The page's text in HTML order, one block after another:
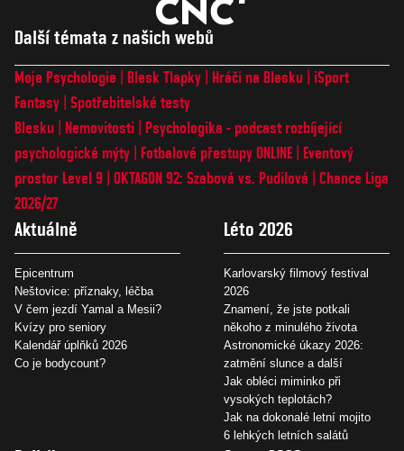
Další témata z našich webů
Moje Psychologie Blesk Tlapky Hráči na Blesku
iSport
Fantasy Spotřebitelské testy
Blesku
Nemovitosti
Psychologika - podcast rozbíjející
psychologické mýty
Fotbalové přestupy ONLINE
Eventový
prostor Level 9 OKTAGON 92: Szabová vs. Pudilová
Chance Liga
2026/27
Aktuálně
Epicentrum
Neštovice: příznaky, léčba
V čem jezdí Yamal a Mesii?
Kvízy pro seniory
Kalendář úplňků 2026
Co je bodycount?
Léto 2026
Karlovarský filmový festival
2026
Znamení, že jste potkali
někoho z minulého života
Astronomické úkazy 2026:
zatmění slunce a další
Jak obléci miminko při
vysokých teplotách?
Jak na dokonalé letní mojito
6 lehkých letních salátů